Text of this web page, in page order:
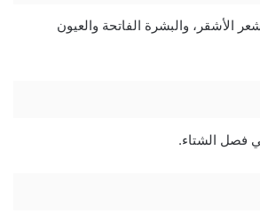
الأشقر، والبشرة الفاتحة والعيون
فصل الشتاء.